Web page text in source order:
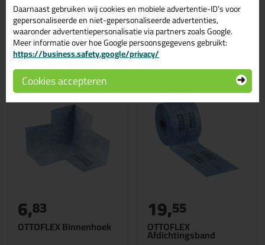
Gerelateerde producten
OTTOFLEX Binnenhoek
6,83
OTTOFLEX
Afdichtingsband
19,55
Daarnaast gebruiken wij cookies en mobiele advertentie-ID’s voor
gepersonaliseerde en niet-gepersonaliseerde advertenties,
waaronder advertentiepersonalisatie via partners zoals Google.
Meer informatie over hoe Google persoonsgegevens gebruikt:
https://business.safety.google/privacy/
Cookies accepteren